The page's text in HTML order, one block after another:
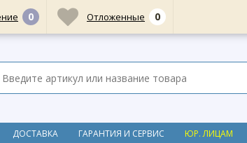
ДОСТАВКА ГАРАНТИЯ И СЕРВИС ЮР. ЛИЦАМ
0 Отложенные 0